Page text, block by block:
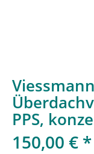
Viessmann
PPS,
150,00 € *